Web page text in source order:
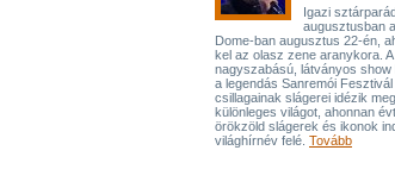
Igazi
augusztusban
Dome-ban augusztus 22-én,
kel az olasz zene aranykora. A
nagyszabású, látványos show
a legendás Sanremói Fesztivál
csillagainak slágerei idézik
különleges világot, ahonnan
örökzöld slágerek és ikonok
világhírnév felé. Tovább